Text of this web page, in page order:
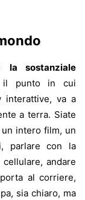
la sostanziale
punto in cui
interattive, va a
a terra. Siate
intero film, un
parlare con la
andare
al corriere,
sia chiaro, ma